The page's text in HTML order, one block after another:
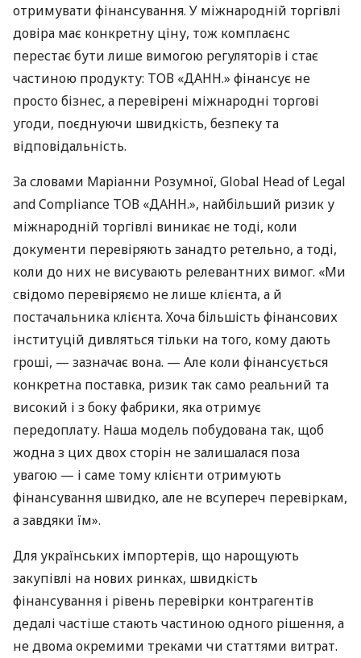
отримувати фінансування. У міжнародній торгівлі
довіра має конкретну ціну, тож комплаєнс
перестає бути лише вимогою регуляторів і стає
частиною продукту: ТОВ «ДАНН.» фінансує не
просто бізнес, а перевірені міжнародні торгові
угоди, поєднуючи швидкість, безпеку та
відповідальність.
За словами Маріанни Розумної, Global Head of Legal
and Compliance ТОВ «ДАНН.», найбільший ризик у
міжнародній торгівлі виникає не тоді, коли
документи перевіряють занадто ретельно, а тоді,
коли до них не висувають релевантних вимог. «Ми
свідомо перевіряємо не лише клієнта, а й
постачальника клієнта. Хоча більшість фінансових
інституцій дивляться тільки на того, кому дають
гроші, — зазначає вона. — Але коли фінансується
конкретна поставка, ризик так само реальний та
високий і з боку фабрики, яка отримує
передоплату. Наша модель побудована так, щоб
жодна з цих двох сторін не залишалася поза
увагою — і саме тому клієнти отримують
фінансування швидко, але не всупереч перевіркам,
а завдяки їм».
Для українських імпортерів, що нарощують
закупівлі на нових ринках, швидкість
фінансування і рівень перевірки контрагентів
дедалі частіше стають частиною одного рішення, а
не двома окремими треками чи статтями витрат.